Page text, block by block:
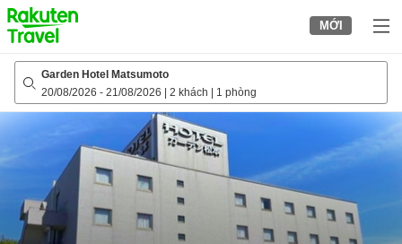
to
top
page
MỚI
Garden Hotel Matsumoto
20/08/2026 - 21/08/2026 2 khách 1 phòng